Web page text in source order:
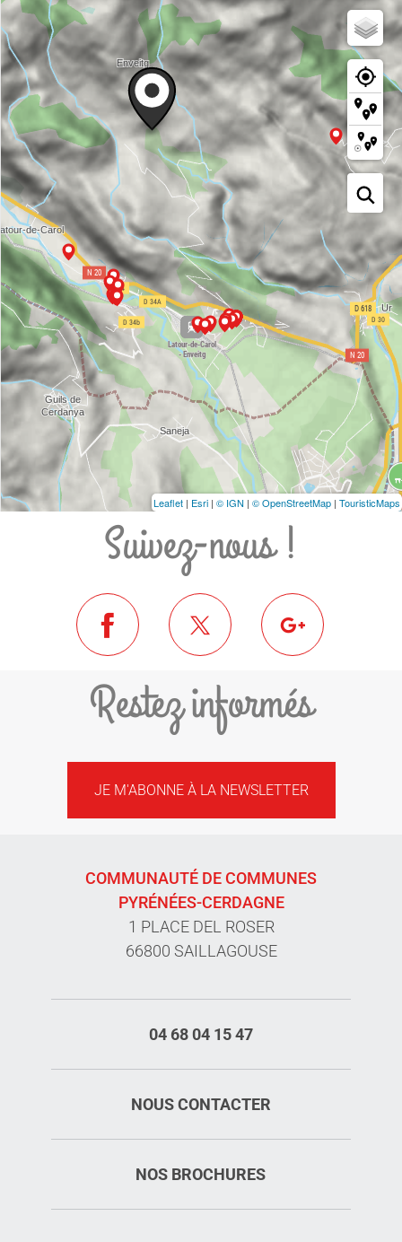
Leaflet | Esri | © IGN | © OpenStreetMap | TouristicMaps
Suivez-nous !
Restez informés
JE M'ABONNE À LA NEWSLETTER
COMMUNAUTÉ DE COMMUNES
PYRÉNÉES-CERDAGNE
1 PLACE DEL ROSER
66800 SAILLAGOUSE
04 68 04 15 47
NOUS CONTACTER
NOS BROCHURES